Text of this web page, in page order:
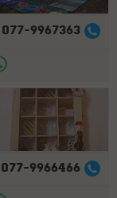
077-9967363
077-9966466